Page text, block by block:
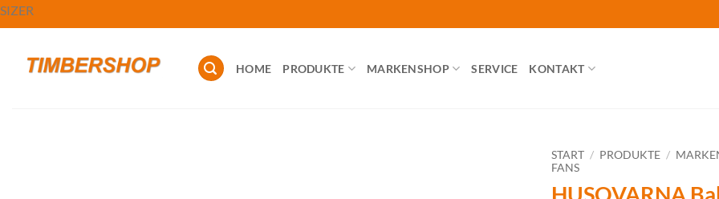
Zum
Inhalt
HOME PRODUKTE MARKENSHOP SERVICE KONTAKT
START / PRODUKTE /
FANS
HUSQVARNA
SIZER